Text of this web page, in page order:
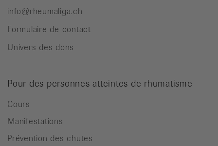
info@rheumaliga.ch
Formulaire de contact
Univers des dons
Pour des personnes atteintes de rhumatisme
Cours
Manifestations
Prévention des chutes